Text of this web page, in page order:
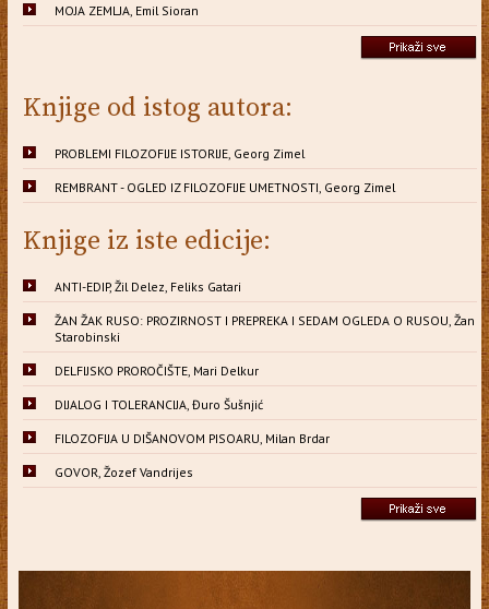
MOJA ZEMLJA, Emil Sioran
Knjige od istog autora:
PROBLEMI FILOZOFIJE ISTORIJE, Georg Zimel
REMBRANT - OGLED IZ FILOZOFIJE UMETNOSTI, Georg Zimel
Knjige iz iste edicije:
ANTI-EDIP, Žil Delez, Feliks Gatari
ŽAN ŽAK RUSO: PROZIRNOST I PREPREKA I SEDAM OGLEDA O RUSOU, Žan
Starobinski
DELFIJSKO PROROČIŠTE, Mari Delkur
DIJALOG I TOLERANCIJA, Đuro Šušnjić
FILOZOFIJA U DIŠANOVOM PISOARU, Milan Brdar
GOVOR, Žozef Vandrijes